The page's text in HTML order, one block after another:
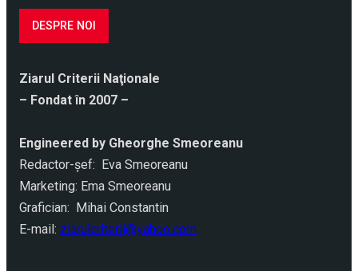
DESPRE NOI
Ziarul Criterii Naţionale
– Fondat în 2007 –
Engineered by Gheorghe Smeoreanu
Redactor-şef: Eva Smeoreanu
Marketing: Ema Smeoreanu
Grafician: Mihai Constantin
E-mail: ziarulcriterii@yahoo.com